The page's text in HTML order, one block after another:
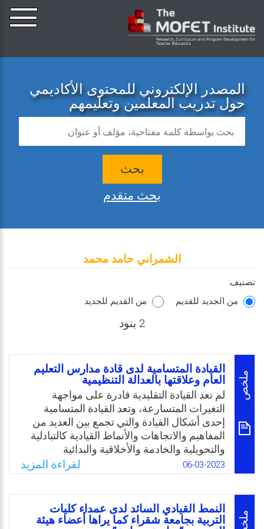
المصدر الإلكتروني للمحتوى الأكاديمي
حول تدريب المعلمين وتعليمهم
بحث
بحث متقدم
الشمراني حامد محمد
تصنيف:
من الجديد للقديم
من القديم للجديد
2 بنود
ملخص
القيادة المتسامية لدى قادة مدارس التعليم
العام وعلاقتها بالعدالة التنظيمية
لم تعد القيادة التقليدية قادرة على مواجهة
التغيرات المتسارعة، وتعد القيادة المتسامية
إحدى أشكال القيادة والتي تجمع بين العديد من
المفاهيم والاتجاهات والأنماط القيادية كالتبادلية
والتحويلية والخادمة والأخلاقية والبدائية
والاستراتيجية والتي تُمكّن مدير المدرسة من
تبنيها كنموذج قيادي لإصلاح كافة مكونات التظيم
المدرسي، ويُعد مفهوم العدالة التنظيمية من
المفاهيم المؤثرة في المخرجات التنظيمية مثل
الرضا الوظيفي، ومستوى الأداء، والدافعية
06-03-2023 لقراءة المزيد
النمط القيادي السائد لدى عمداء كليات
التربية بجامعة شقراء كما يراها أعضاء هيئة